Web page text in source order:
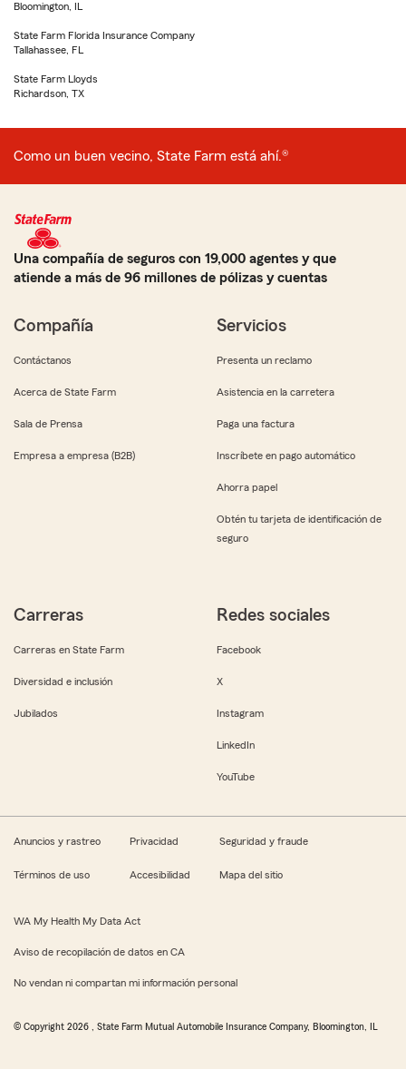
Bloomington, IL
State Farm Florida Insurance Company
Tallahassee, FL
State Farm Lloyds
Richardson, TX
Como un buen vecino, State Farm está ahí.®
Una compañía de seguros con 19,000 agentes y que
atiende a más de 96 millones de pólizas y cuentas
Compañía
Contáctanos
Acerca de State Farm
Sala de Prensa
Empresa a empresa (B2B)
Servicios
Presenta un reclamo
Asistencia en la carretera
Paga una factura
Inscríbete en pago automático
Ahorra papel
Obtén tu tarjeta de identificación de
seguro
Carreras
Carreras en State Farm
Diversidad e inclusión
Jubilados
Redes sociales
Facebook
X
Instagram
LinkedIn
YouTube
Anuncios y rastreo Privacidad Seguridad y fraude
Términos de uso Accesibilidad Mapa del sitio
WA My Health My Data Act
Aviso de recopilación de datos en CA
No vendan ni compartan mi información personal
© Copyright 2026 , State Farm Mutual Automobile Insurance Company, Bloomington, IL